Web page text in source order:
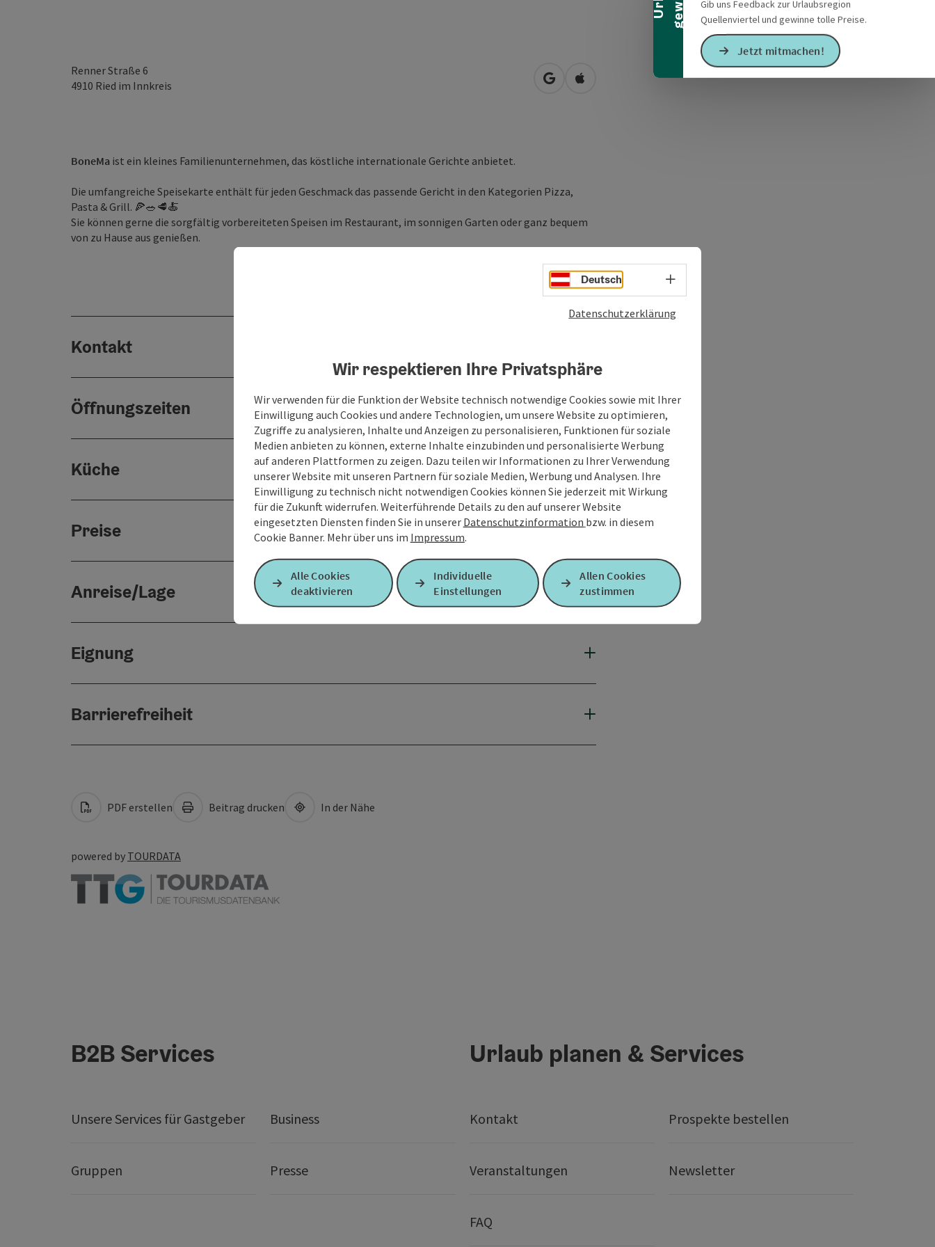
Gib uns Feedback zur Urlaubsregion
Quellenviertel und gewinne tolle Preise.
Jetzt mitmachen!
Renner Straße 6
4910 Ried im Innkreis in Google Maps öffnen
in Apple Maps öffnen
BoneMa ist ein kleines Familienunternehmen, das köstliche internationale Gerichte anbietet.
Die umfangreiche Speisekarte enthält für jeden Geschmack das passende Gericht in den Kategorien Pizza,
Pasta & Grill. 🍕🥗🥩🍝
Sie können gerne die sorgfältig vorbereiteten Speisen im Restaurant, im sonnigen Garten oder ganz bequem
von zu Hause aus genießen.
Kontakt
Öffnungszeiten
Küche
Preise
Anreise/Lage
Eignung
Barrierefreiheit
PDF erstellen Beitrag drucken In der Nähe
powered by TOURDATA
B2B Services
Unsere Services für Gastgeber Business
Gruppen Presse
Urlaub planen & Services
Kontakt Prospekte bestellen
Veranstaltungen Newsletter
FAQ
Deutsch Sprachwahl - Menü öffnen
Datenschutzerklärung
Wir respektieren Ihre Privatsphäre
Wir verwenden für die Funktion der Website technisch notwendige Cookies sowie mit Ihrer
Einwilligung auch Cookies und andere Technologien, um unsere Website zu optimieren,
Zugriffe zu analysieren, Inhalte und Anzeigen zu personalisieren, Funktionen für soziale
Medien anbieten zu können, externe Inhalte einzubinden und personalisierte Werbung
auf anderen Plattformen zu zeigen. Dazu teilen wir Informationen zu Ihrer Verwendung
unserer Website mit unseren Partnern für soziale Medien, Werbung und Analysen. Ihre
Einwilligung zu technisch nicht notwendigen Cookies können Sie jederzeit mit Wirkung
für die Zukunft widerrufen. Weiterführende Details zu den auf unserer Website
eingesetzten Diensten finden Sie in unserer Datenschutzinformation bzw. in diesem
Cookie Banner. Mehr über uns im Impressum.
Alle Cookies
deaktivieren
Individuelle
Einstellungen
Allen Cookies
zustimmen